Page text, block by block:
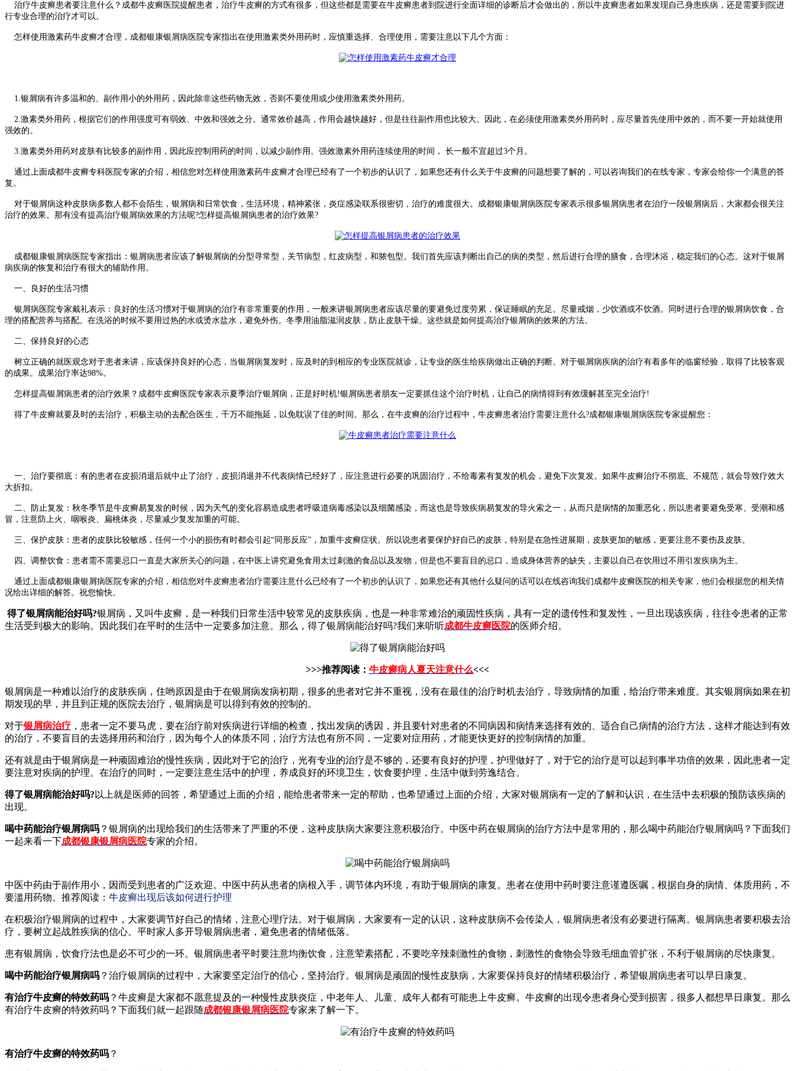
治疗牛皮癣患者要注意什么？成都牛皮癣医院提醒患者，治疗牛皮癣的方式有很多，但这些都是需要在牛皮癣患者到院进行全面详细的诊断后才会做出的，所以牛皮癣患者如果发现自己身患疾病，还是需要到院进
行专业合理的治疗才可以。
怎样使用激素药牛皮癣才合理，成都银康银屑病医院专家指出在使用激素类外用药时，应慎重选择、合理使用，需要注意以下几个方面：
1.银屑病有许多温和的、副作用小的外用药，因此除非这些药物无效，否则不要使用或少使用激素类外用药。
2.激素类外用药，根据它们的作用强度可有弱效、中效和强效之分。通常效价越高，作用会越快越好，但是往往副作用也比较大。因此，在必须使用激素类外用药时，应尽量首先使用中效的，而不要一开始就使用
强效的。
3.激素类外用药对皮肤有比较多的副作用，因此应控制用药的时间，以减少副作用。强效激素外用药连续使用的时间， 长一般不宜超过3个月。
通过上面成都牛皮癣专科医院专家的介绍，相信您对怎样使用激素药牛皮癣才合理已经有了一个初步的认识了，如果您还有什么关于牛皮癣的问题想要了解的，可以咨询我们的在线专家，专家会给你一个满意的答
复。
对于银屑病这种皮肤病多数人都不会陌生，银屑病和日常饮食，生活环境，精神紧张，炎症感染联系很密切，治疗的难度很大。成都银康银屑病医院专家表示很多银屑病患者在治疗一段银屑病后，大家都会很关注
治疗的效果。那有没有提高治疗银屑病效果的方法呢?怎样提高银屑病患者的治疗效果?
成都银康银屑病医院专家指出：银屑病患者应该了解银屑病的分型寻常型，关节病型，红皮病型，和脓包型。我们首先应该判断出自己的病的类型，然后进行合理的膳食，合理沐浴，稳定我们的心态。这对于银屑
病疾病的恢复和治疗有很大的辅助作用。
一、良好的生活习惯
银屑病医院专家戴礼表示：良好的生活习惯对于银屑病的治疗有非常重要的作用，一般来讲银屑病患者应该尽量的要避免过度劳累，保证睡眠的充足。尽量戒烟，少饮酒或不饮酒。同时进行合理的银屑病饮食，合
理的搭配营养与搭配。在洗浴的时候不要用过热的水或烫水盐水，避免外伤。冬季用油脂滋润皮肤，防止皮肤干燥。这些就是如何提高治疗银屑病的效果的方法。
二、保持良好的心态
树立正确的就医观念对于患者来讲，应该保持良好的心态，当银屑病复发时，应及时的到相应的专业医院就诊，让专业的医生给疾病做出正确的判断。对于银屑病疾病的治疗有着多年的临窗经验，取得了比较客观
的成果。成果治疗率达98%。
怎样提高银屑病患者的治疗效果？成都牛皮癣医院专家表示夏季治疗银屑病，正是好时机!银屑病患者朋友一定要抓住这个治疗时机，让自己的病情得到有效缓解甚至完全治疗!
得了牛皮癣就要及时的去治疗，积极主动的去配合医生，千万不能拖延，以免耽误了佳的时间。那么，在牛皮癣的治疗过程中，牛皮癣患者治疗需要注意什么?成都银康银屑病医院专家提醒您：
一、治疗要彻底：有的患者在皮损消退后就中止了治疗，皮损消退并不代表病情已经好了，应注意进行必要的巩固治疗，不给毒素有复发的机会，避免下次复发。如果牛皮癣治疗不彻底、不规范，就会导致疗效大
大折扣。
二、防止复发：秋冬季节是牛皮癣易复发的时候，因为天气的变化容易造成患者呼吸道病毒感染以及细菌感染，而这也是导致疾病易复发的导火索之一，从而只是病情的加重恶化，所以患者要避免受寒、受潮和感
冒，注意防上火、咽喉炎、扁桃体炎，尽量减少复发加重的可能。
三、保护皮肤：患者的皮肤比较敏感，任何一个小的损伤有时都会引起“同形反应”，加重牛皮癣症状。所以说患者要保护好自己的皮肤，特别是在急性进展期，皮肤更加的敏感，更要注意不要伤及皮肤。
四、调整饮食：患者需不需要忌口一直是大家所关心的问题，在中医上讲究避免食用太过刺激的食品以及发物，但是也不要盲目的忌口，造成身体营养的缺失，主要以自己在饮用过不用引发疾病为主。
通过上面成都银康银屑病医院专家的介绍，相信您对牛皮癣患者治疗需要注意什么已经有了一个初步的认识了，如果您还有其他什么疑问的话可以在线咨询我们成都牛皮癣医院的相关专家，他们会根据您的相关情
况给出详细的解答。祝您愉快。
得了银屑病能治好吗?银屑病，又叫牛皮癣，是一种我们日常生活中较常见的皮肤疾病，也是一种非常难治的顽固性疾病，具有一定的遗传性和复发性，一旦出现该疾病，往往令患者的正常
生活受到极大的影响。因此我们在平时的生活中一定要多加注意。那么，得了银屑病能治好吗?我们来听听成都牛皮癣医院的医师介绍。
>>>推荐阅读： 牛皮癣病人夏天注意什么<<<
银屑病是一种难以治疗的皮肤疾病，住哟原因是由于在银屑病发病初期，很多的患者对它并不重视，没有在最佳的治疗时机去治疗，导致病情的加重，给治疗带来难度。其实银屑病如果在初
期发现的早，并且到正规的医院去治疗，银屑病是可以得到有效的控制的。
对于银屑病治疗 ，患者一定不要马虎，要在治疗前对疾病进行详细的检查，找出发病的诱因，并且要针对患者的不同病因和病情来选择有效的、适合自己病情的治疗方法，这样才能达到有效
的治疗，不要盲目的去选择用药和治疗，因为每个人的体质不同，治疗方法也有所不同，一定要对症用药，才能更快更好的控制病情的加重。
还有就是由于银屑病是一种顽固难治的慢性疾病，因此对于它的治疗，光有专业的治疗是不够的，还要有良好的护理，护理做好了，对于它的治疗是可以起到事半功倍的效果，因此患者一定
要注意对疾病的护理。在治疗的同时，一定要注意生活中的护理，养成良好的环境卫生，饮食要护理，生活中做到劳逸结合。
得了银屑病能治好吗? 以上就是医师的回答，希望通过上面的介绍，能给患者带来一定的帮助，也希望通过上面的介绍，大家对银屑病有一定的了解和认识，在生活中去积极的预防该疾病的
出现。
喝中药能治疗银屑病吗 ？银屑病的出现给我们的生活带来了严重的不便，这种皮肤病大家要注意积极治疗。中医中药在银屑病的治疗方法中是常用的，那么喝中药能治疗银屑病吗？下面我们
一起来看一下成都银康银屑病医院专家的介绍。
中医中药由于副作用小，因而受到患者的广泛欢迎。中医中药从患者的病根入手，调节体内环境，有助于银屑病的康复。患者在使用中药时要注意谨遵医嘱，根据自身的病情、体质用药，不
要滥用药物。推荐阅读： 牛皮癣出现后该如何进行护理
在积极治疗银屑病的过程中，大家要调节好自己的情绪，注意心理疗法。对于银屑病，大家要有一定的认识，这种皮肤病不会传染人，银屑病患者没有必要进行隔离。银屑病患者要积极去治
疗，要树立起战胜疾病的信心。平时家人多开导银屑病患者，避免患者的情绪低落。
患有银屑病，饮食疗法也是必不可少的一环。银屑病患者平时要注意均衡饮食，注意荤素搭配，不要吃辛辣刺激性的食物，刺激性的食物会导致毛细血管扩张，不利于银屑病的尽快康复。
喝中药能治疗银屑病吗 ？治疗银屑病的过程中，大家要坚定治疗的信心，坚持治疗。银屑病是顽固的慢性皮肤病，大家要保持良好的情绪积极治疗，希望银屑病患者可以早日康复。
有治疗牛皮癣的特效药吗 ？牛皮癣是大家都不愿意提及的一种慢性皮肤炎症，中老年人、儿童、成年人都有可能患上牛皮癣。牛皮癣的出现令患者身心受到损害，很多人都想早日康复。那么
有治疗牛皮癣的特效药吗？下面我们就一起跟随成都银康银屑病医院专家来了解一下。
有治疗牛皮癣的特效药吗 ？